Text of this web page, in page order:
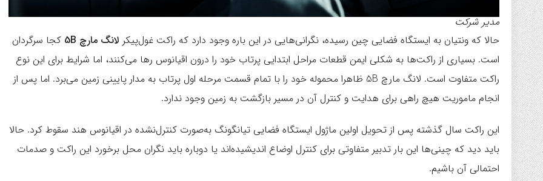
مدیر شرکت
حالا که ونتیان به ایستگاه فضایی چین رسیده، نگرانی‌هایی در این باره وجود دارد که راکت غول‌پیکر لانگ مارچ 5B
کجا سرگردان
است. بسیاری از راکت‌ها به شکلی ایمن قطعات مراحل ابتدایی پرتاب خود را درون اقیانوس رها می‌کنند، اما شرایط برای این نوع
راکت متفاوت است. لانگ مارچ 5B ظاهرا محموله خود را با تمام قسمت مرحله اول پرتاب به مدار پایینی زمین می‌برد. اما پس از
انجام ماموریت هیچ راهی برای هدایت و کنترل آن در مسیر بازگشت به زمین وجود ندارد.
این راکت سال گذشته پس از تحویل اولین ماژول ایستگاه فضایی تیانگونگ به‌صورت کنترل‌نشده در اقیانوس هند سقوط کرد. حالا
باید دید که چینی‌ها این بار تدبیر متفاوتی برای کنترل اوضاع اندیشیده‌اند یا دوباره باید نگران محل برخورد این راکت و صدمات
احتمالی آن باشیم.